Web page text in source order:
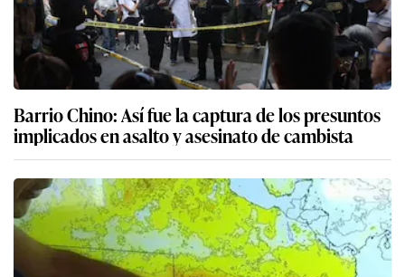
Barrio Chino: Así fue la captura de los presuntos
implicados en asalto y asesinato de cambista